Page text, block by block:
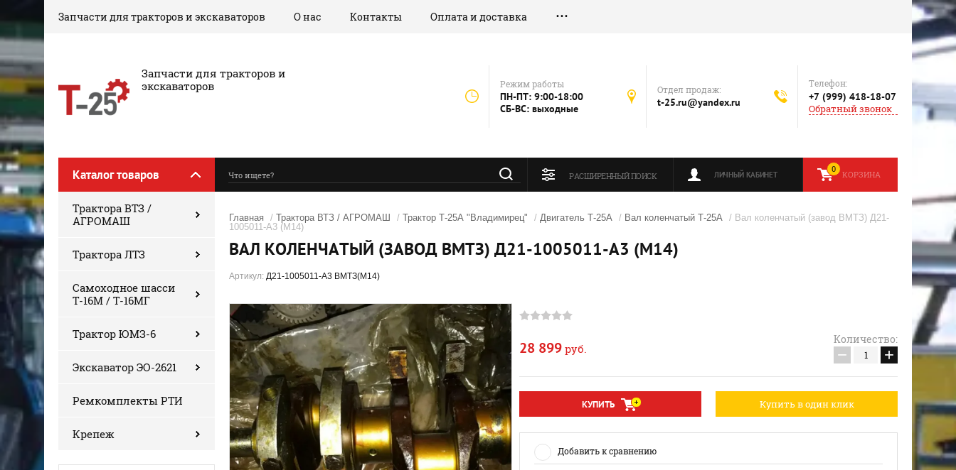
Запчасти для тракторов и экскаваторов О нас Контакты Оплата и доставка
‎Запчасти для тракторов и
экскаваторов
Режим работы
ПН-ПТ: 9:00-18:00
СБ-ВС: выходные
Отдел продаж:
t-25.ru@yandex.ru
Телефон:
+7 (999) 418-18-07
Обратный звонок
Каталог товаров КОРЗИНА
0
ЛИЧНЫЙ КАБИНЕТ
РАСШИРЕННЫЙ ПОИСК
Трактора ВТЗ /
АГРОМАШ
Трактора ЛТЗ
Самоходное шасси
Т-16М / Т-16МГ
Трактор ЮМЗ-6
Экскаватор ЭО-2621
Ремкомплекты РТИ
Крепеж
Главная / Трактора ВТЗ / АГРОМАШ / Трактор Т-25А "Владимирец" / Двигатель Т-25А / Вал коленчатый Т-25А / Вал коленчатый (завод ВМТЗ) Д21-
1005011-А3 (М14)
ВАЛ КОЛЕНЧАТЫЙ (ЗАВОД ВМТЗ) Д21-1005011-А3 (М14)
Артикул: Д21-1005011-А3 ВМТЗ(М14)
28 899 руб.
Количество:
− +
КУПИТЬ Купить в один клик
Добавить к сравнению